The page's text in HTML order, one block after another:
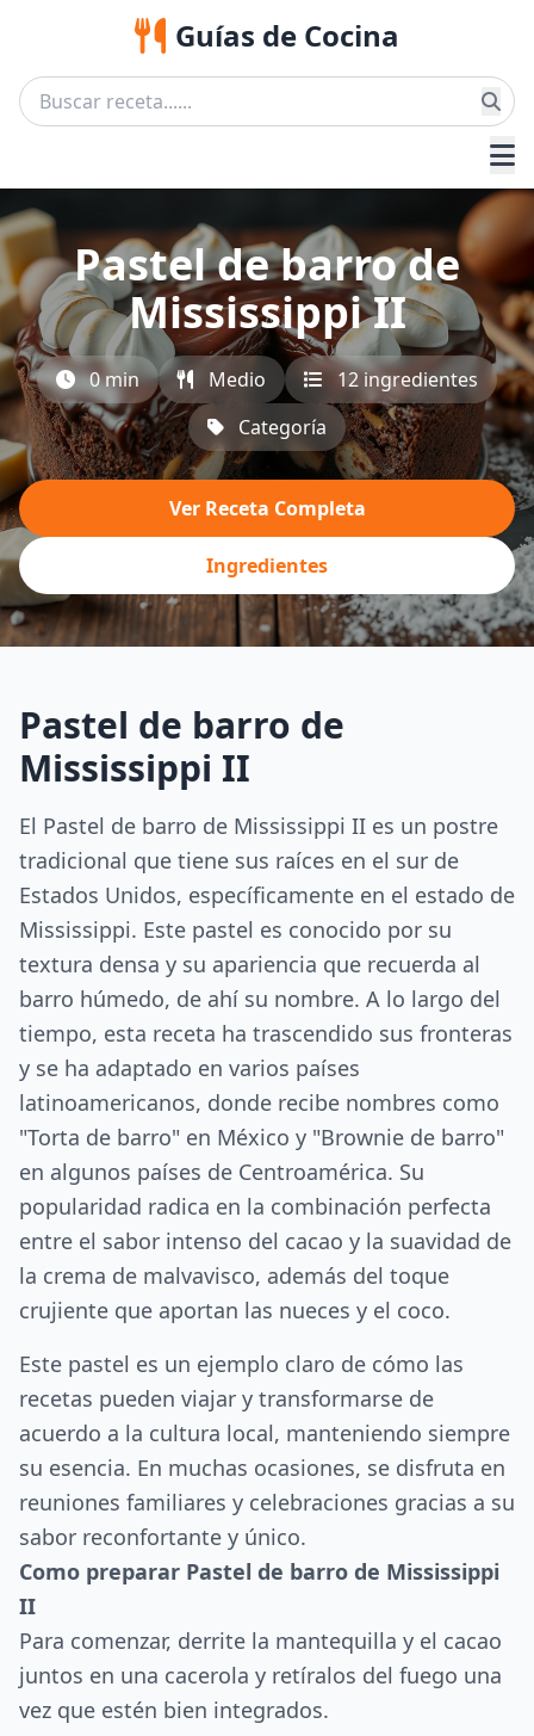
Guías de Cocina
Pastel de barro de
Mississippi II
0 min Medio
12 ingredientes
Categoría
Ver Receta Completa
Ingredientes
Pastel de barro de
Mississippi II
El Pastel de barro de Mississippi II es un postre
tradicional que tiene sus raíces en el sur de
Estados Unidos, específicamente en el estado de
Mississippi. Este pastel es conocido por su
textura densa y su apariencia que recuerda al
barro húmedo, de ahí su nombre. A lo largo del
tiempo, esta receta ha trascendido sus fronteras
y se ha adaptado en varios países
latinoamericanos, donde recibe nombres como
"Torta de barro" en México y "Brownie de barro"
en algunos países de Centroamérica. Su
popularidad radica en la combinación perfecta
entre el sabor intenso del cacao y la suavidad de
la crema de malvavisco, además del toque
crujiente que aportan las nueces y el coco.
Este pastel es un ejemplo claro de cómo las
recetas pueden viajar y transformarse de
acuerdo a la cultura local, manteniendo siempre
su esencia. En muchas ocasiones, se disfruta en
reuniones familiares y celebraciones gracias a su
sabor reconfortante y único.
Como preparar Pastel de barro de Mississippi
II
Para comenzar, derrite la mantequilla y el cacao
juntos en una cacerola y retíralos del fuego una
vez que estén bien integrados.